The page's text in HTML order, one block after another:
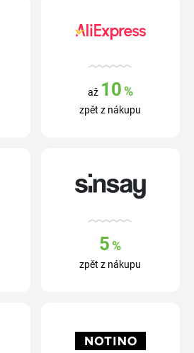
až 10%
zpět z nákupu
5 %
zpět z nákupu